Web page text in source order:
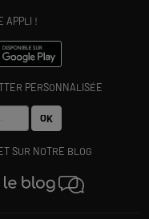
APPLI !
PERSONNALISÉE
OK
SUR NOTRE BLOG